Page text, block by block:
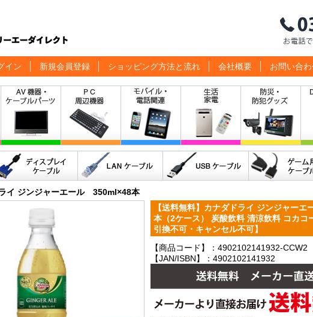
イン 新規会員登録 ショッピング方法と流れ 会社概要 お問い合
イ ジンジャーエール 350ml×48本
【送料無料】カナダドライ ジンジャー
本（2ケース） 炭酸飲料 清涼飲料 コカコ
引換不可・キャンセル不可】
【商品コード】：4902102141932-CCW2
【JAN/ISBN】：4902102141932